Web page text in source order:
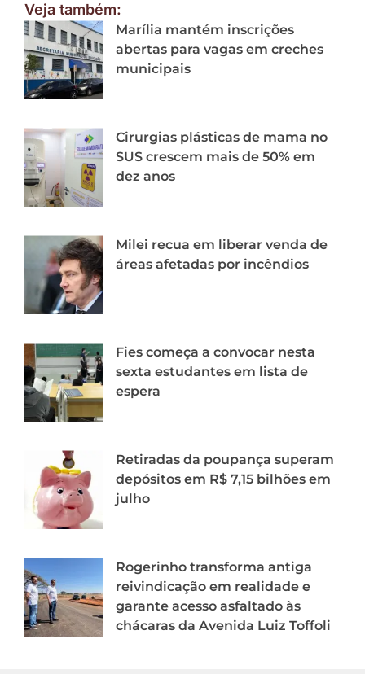
Veja também:
Marília mantém inscrições
abertas para vagas em creches
municipais
Cirurgias plásticas de mama no
SUS crescem mais de 50% em
dez anos
Milei recua em liberar venda de
áreas afetadas por incêndios
Fies começa a convocar nesta
sexta estudantes em lista de
espera
Retiradas da poupança superam
depósitos em R$ 7,15 bilhões em
julho
Rogerinho transforma antiga
reivindicação em realidade e
garante acesso asfaltado às
chácaras da Avenida Luiz Toffoli